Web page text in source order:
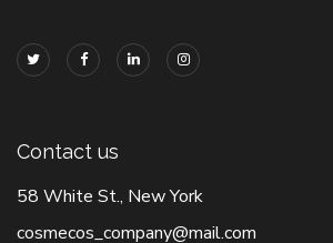
Contact us
58 White St., New York
cosmecos_company@mail.com